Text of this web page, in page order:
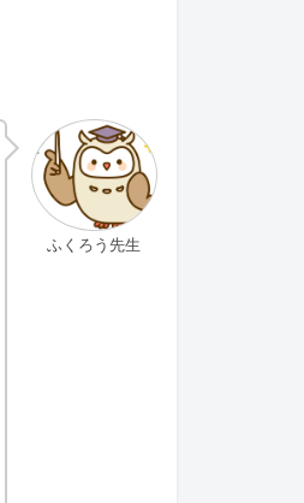
ふくろう先生